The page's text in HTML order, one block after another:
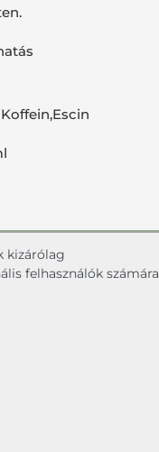
kizárólag
felhasználók számára